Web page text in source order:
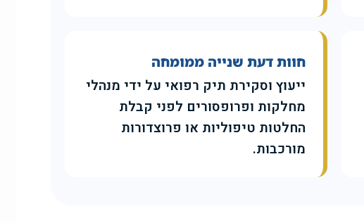
חוות דעת שנייה ממומחה
ייעוץ וסקירת תיק רפואי על ידי מנהלי
מחלקות ופרופסורים לפני קבלת
החלטות טיפוליות או פרוצדורות
מורכבות.